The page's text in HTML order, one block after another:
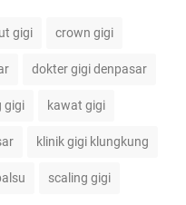
gigi crown gigi
dokter gigi denpasar
gigi kawat gigi
klinik gigi klungkung
scaling gigi